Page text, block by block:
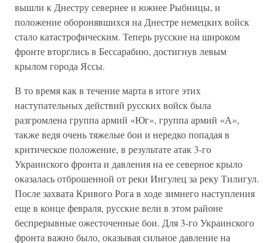
вышли к Днестру севернее и южнее Рыбницы, и
положение оборонявшихся на Днестре немецких войск
стало катастрофическим. Теперь русские на широком
фронте вторглись в Бессарабию, достигнув левым
крылом города Яссы.
В то время как в течение марта в итоге этих
наступательных действий русских войск была
разгромлена группа армий «Юг», группа армий «А»,
также ведя очень тяжелые бои и нередко попадая в
критическое положение, в результате атак 3-го
Украинского фронта и давления на ее северное крыло
оказалась отброшенной от реки Ингулец за реку Тилигул.
После захвата Кривого Рога в ходе зимнего наступления
еще в конце февраля, русские вели в этом районе
беспрерывные ожесточенные бои. Для 3-го Украинского
фронта важно было, оказывая сильное давление на